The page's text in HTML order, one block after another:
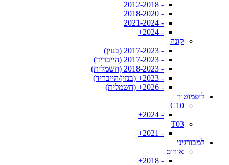
- 2012-2018
- 2018-2020
- 2021-2024
- 2024+
קונה
- 2017-2023 (בנזין)
- 2017-2023 (הייבריד)
- 2018-2023 (חשמלית)
- 2023+ (בנזין/הייבריד)
- 2026+ (חשמלית)
ליפמוטור
C10
- 2024+
T03
- 2021+
למבורגיני
אורוס
- 2018+